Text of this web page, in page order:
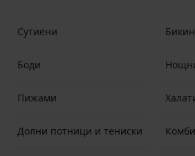
създадени само за размер S, и си
Сутиени
Боди
Пижами
Долни потници и тениски